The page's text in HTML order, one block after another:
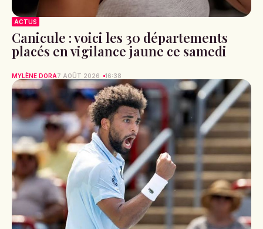
ACTUS
Canicule : voici les 30 départements
placés en vigilance jaune ce samedi
MYLÈNE DORA7 AOÛT 2026 16:38